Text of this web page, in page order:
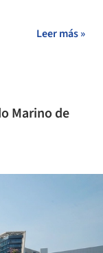
Leer más »
Marino de